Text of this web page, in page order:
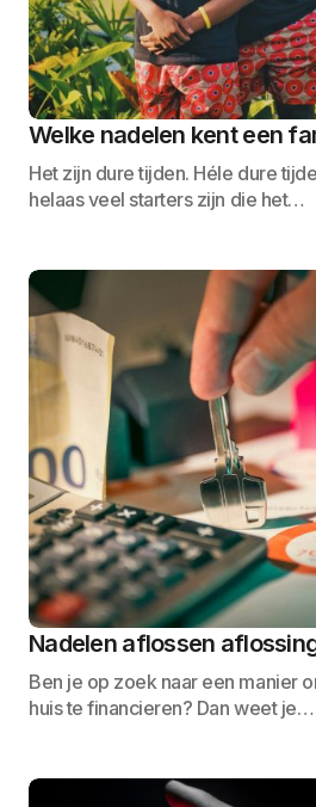
Welke nadelen kent een
Het zijn dure tijden. Héle dure
helaas veel starters zijn die het…
Nadelen aflossen
Ben je op zoek naar een manier
huis te financieren? Dan weet je…